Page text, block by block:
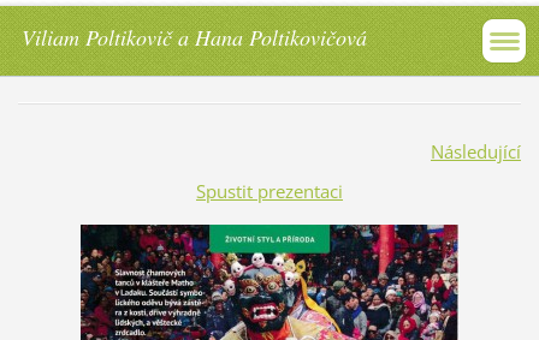
Viliam Poltikovič a Hana Poltikovičová
Následující
Spustit prezentaci